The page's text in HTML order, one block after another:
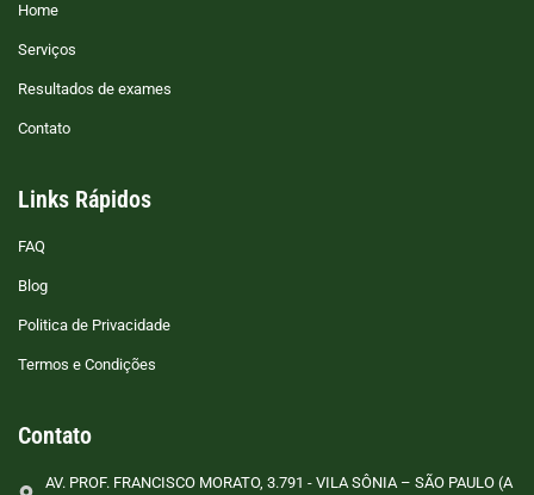
Home
Serviços
Resultados de exames
Contato
Links Rápidos
FAQ
Blog
Politica de Privacidade
Termos e Condições
Contato
AV. PROF. FRANCISCO MORATO, 3.791 - VILA SÔNIA – SÃO PAULO (A